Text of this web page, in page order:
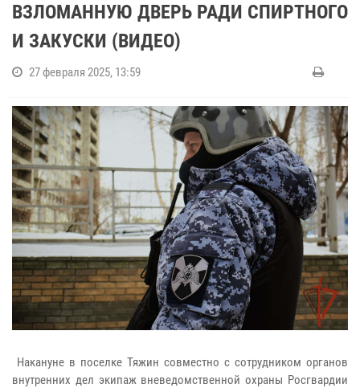
ВЗЛОМАННУЮ ДВЕРЬ РАДИ СПИРТНОГО
И ЗАКУСКИ (ВИДЕО)
27 февраля 2025, 13:59
Накануне в поселке Тяжин совместно с сотрудником органов
внутренних дел экипаж вневедомственной охраны Росгвардии